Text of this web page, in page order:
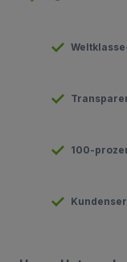
100-